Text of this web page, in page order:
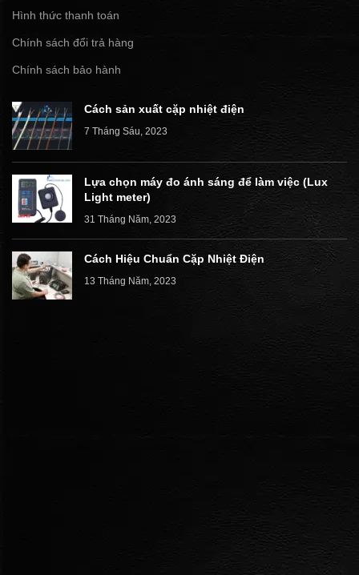
Hình thức thanh toán
Chính sách đổi trả hàng
Chính sách bảo hành
Cách sản xuất cặp nhiệt điện
7 Tháng Sáu, 2023
Lựa chọn máy đo ánh sáng để làm việc (Lux
Light meter)
31 Tháng Năm, 2023
Cách Hiệu Chuẩn Cặp Nhiệt Điện
13 Tháng Năm, 2023